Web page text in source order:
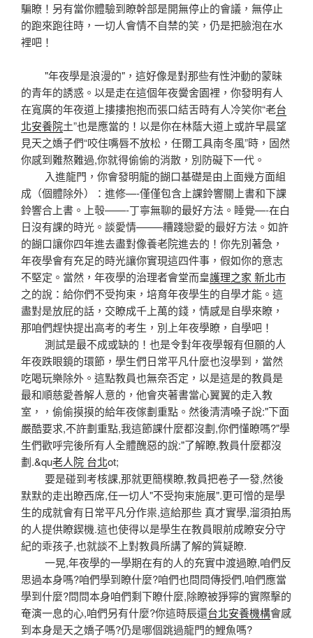
騙瞭！另有當你體驗到瞭幹部是開無停止的會議，無停止
的跑來跑往時，一切人會情不自禁的笑，仍是把臉泡在水
裡吧！
"年夜學是浪漫的"，這好像是對那些有性沖動的蒙昧
的青年的誘惑。以是走在這個年夜黌舍園裡，你發明有人
在寬廣的年夜道上摟摟抱抱而張口結舌時有人冷笑你“老台
北安養院土”也是應當的！以是你在林蔭大道上或許早晨望
見天之嬌子們“咬住嘴唇不放松，任爾工具南冬風”時，固然
你感到難熬難過,你就得偷偷的消散，別防礙下一代。
入進龍門，你會發明龍的餬口基礎是由上面幾方面組
成（個體除外）：進修—-僅僅包含上課鈴響關上書和下課
鈴響合上書。上彀——-丁寧無聊的最好方法。睡覺—-在白
日沒有課的時光。談愛情——–糟踐戀愛的最好方法。如許
的餬口讓你四年進去盡對像養老院進去的！你先別著急，
年夜學會有充足的時光讓你實現這四件事，假如你的意志
不堅定。當然，年夜學的治理者會堂而皇護理之家 新北市
之的說：給你們不受拘束，培育年夜學生的自學才能。這
盡對是放屁的話，交瞭成千上萬的錢，情感是自學來瞭，
那咱們趕快提出高考的考生，別上年夜學瞭，自學吧！
測試是最不成或缺的！也是令對年夜學報有但願的人
年夜跌眼鏡的環節，學生們日常平凡什麼也沒學到，當然
吃喝玩樂除外。這點教員也無奈否定，以是這是的教員是
最和順慈愛善解人意的，他會夾著書當心翼翼的走入教
室，，偷偷摸摸的給年夜傢劃重點。然後清清嗓子說:"下面
嚴酷要求,不許劃重點,我這節課什麼都沒劃,你們懂瞭嗎?"學
生們歡呼完後所有人全體醜惡的說:"了解瞭,教員什麼都沒
劃.&qu老人院 台北ot;
要是碰到考核課,那就更簡樸瞭,教員把卷子一發,然後
默默的走出瞭西席,任一切人"不受拘束施展".更可憎的是學
生的成就會有日常平凡分作祟,這給那些 真才實學,溜須拍馬
的人提供瞭鍥機.這也使得以是學生在教員眼前成瞭安分守
紀的乖孩子,也就談不上對教員所講了解的質疑瞭.
一晃,年夜學的一學期在有的人的充實中渡過瞭,咱們反
思過本身嗎?咱們學到瞭什麼?咱們也問問傳授們,咱們應當
學到什麼?問問本身咱們剩下瞭什麼,除瞭被猙獰的實際擊的
奄演一息的心,咱們另有什麼?你這時辰還台北安養機構會感
到本身是天之嬌子嗎?仍是哪個跳過龍門的鯉魚嗎?